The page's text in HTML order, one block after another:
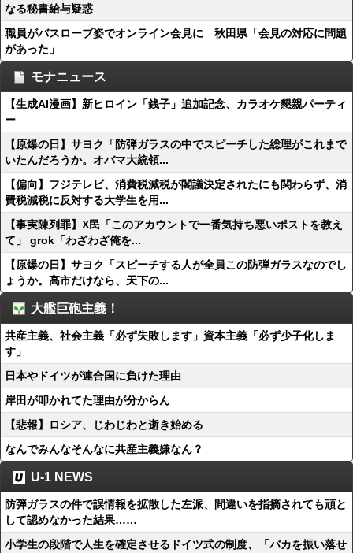
なる秘書給与疑惑
職員がバスローブ姿でオンライン会見に 秋田県「会見の対応に問題
があった」
モナニュース
【生成AI漫画】新ヒロイン「銭子」追加記念、カラオケ懇親パーティ
ー
【原爆の日】サヨク「防弾ガラスの中でスピーチした総理がこれまで
いたんだろうか。オバマ大統領...
【偏向】フジテレビ、消費税減税が閣議決定されたにも関わらず、消
費税減税に反対する大学生を用...
【事実陳列罪】X民「このアカウントで一番気持ち悪いポストを教え
て」 grok「わざわざ俺を...
【原爆の日】サヨク「スピーチする人が全員この防弾ガラスなのでし
ょうか。高市だけなら、天下の...
大艦巨砲主義！
共産主義、社会主義「必ず失敗します」資本主義「必ず少子化しま
す」
日本やドイツが連合国に負けた理由
岸田が叩かれてた理由が分からん
【悲報】ロシア、じわじわと逝き始める
なんでみんなそんなに共産主義嫌なん？
U-1 NEWS
防弾ガラスの件で誤情報を拡散した左派、間違いを指摘されても頑と
して認めなかった結果……
小学生の段階で人生を確定させるドイツ式の制度、「バカを振い落せ